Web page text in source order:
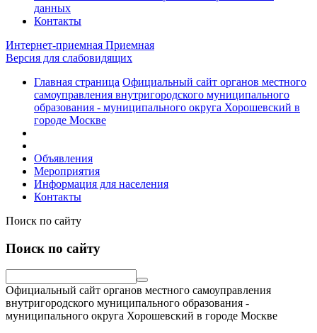
данных
Контакты
Интернет-приемная Приемная
Версия для слабовидящих
Главная страница Официальный сайт органов местного
самоуправления внутригородского муниципального
образования - муниципального округа Хорошевский в
городе Москве
Объявления
Мероприятия
Информация для населения
Контакты
Поиск по сайту
Поиск по сайту
Официальный сайт органов местного самоуправления
внутригородского муниципального образования -
муниципального округа Хорошевский в городе Москве